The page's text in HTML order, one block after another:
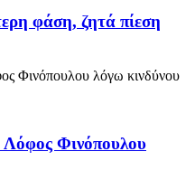
φάση, ζητά πίεση
Λόφος Φινόπουλου